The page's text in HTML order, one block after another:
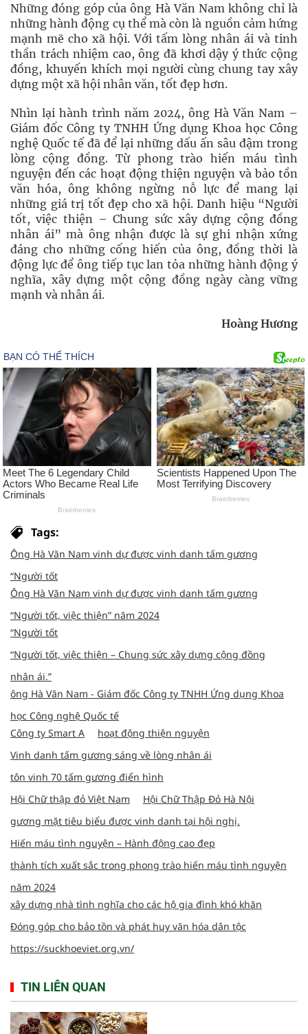
Những đóng góp của ông Hà Văn Nam không chỉ là
những hành động cụ thể mà còn là nguồn cảm hứng
mạnh mẽ cho xã hội. Với tấm lòng nhân ái và tinh
thần trách nhiệm cao, ông đã khơi dậy ý thức cộng
đồng, khuyến khích mọi người cùng chung tay xây
dựng một xã hội nhân văn, tốt đẹp hơn.
Nhìn lại hành trình năm 2024, ông Hà Văn Nam –
Giám đốc Công ty TNHH Ứng dụng Khoa học Công
nghệ Quốc tế đã để lại những dấu ấn sâu đậm trong
lòng cộng đồng. Từ phong trào hiến máu tình
nguyện đến các hoạt động thiện nguyện và bảo tồn
văn hóa, ông không ngừng nỗ lực để mang lại
những giá trị tốt đẹp cho xã hội. Danh hiệu “Người
tốt, việc thiện – Chung sức xây dựng cộng đồng
nhân ái” mà ông nhận được là sự ghi nhận xứng
đáng cho những cống hiến của ông, đồng thời là
động lực để ông tiếp tục lan tỏa những hành động ý
nghĩa, xây dựng một cộng đồng ngày càng vững
mạnh và nhân ái.
Hoàng Hương
Tags:
Ông Hà Văn Nam vinh dự được vinh danh tấm gương
“Người tốt
Ông Hà Văn Nam vinh dự được vinh danh tấm gương
“Người tốt, việc thiện” năm 2024
“Người tốt
“Người tốt, việc thiện – Chung sức xây dựng cộng đồng
nhân ái.”
ông Hà Văn Nam - Giám đốc Công ty TNHH Ứng dụng Khoa
học Công nghệ Quốc tế
Công ty Smart A
hoạt động thiện nguyện
Vinh danh tấm gương sáng về lòng nhân ái
tôn vinh 70 tấm gương điển hình
Hội Chữ thập đỏ Việt Nam
Hội Chữ Thập Đỏ Hà Nội
gương mặt tiêu biểu được vinh danh tại hội nghị.
Hiến máu tình nguyện – Hành động cao đẹp
thành tích xuất sắc trong phong trào hiến máu tình nguyện
năm 2024
xây dựng nhà tình nghĩa cho các hộ gia đình khó khăn
Đóng góp cho bảo tồn và phát huy văn hóa dân tộc
https://suckhoeviet.org.vn/
TIN LIÊN QUAN